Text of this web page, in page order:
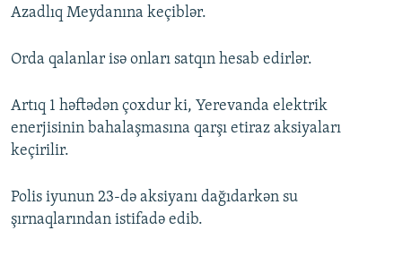
Azadlıq Meydanına keçiblər.
Orda qalanlar isə onları satqın hesab edirlər.
Artıq 1 həftədən çoxdur ki, Yerevanda elektrik
enerjisinin bahalaşmasına qarşı etiraz aksiyaları
keçirilir.
Polis iyunun 23-də aksiyanı dağıdarkən su
şırnaqlarından istifadə edib.